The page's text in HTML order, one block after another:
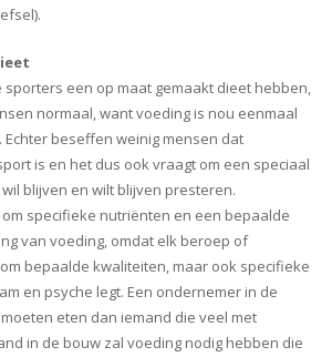
een op maat gemaakt dieet hebben,
normaal, want voeding is nou eenmaal
beseffen weinig mensen dat
is en het dus ook vraagt om een speciaal
blijven en wilt blijven presteren.
specifieke nutriënten en een bepaalde
van voeding, omdat elk beroep of
bepaalde kwaliteiten, maar ook specifieke
en psyche legt. Een ondernemer in de
eten dan iemand die veel met
in de bouw zal voeding nodig hebben die